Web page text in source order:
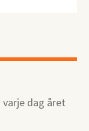
dag året